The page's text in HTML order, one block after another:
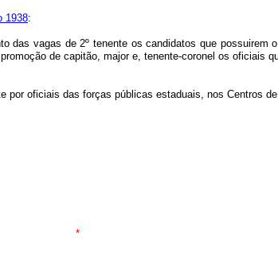
1938:
das vagas de 2º tenente os candidatos que
de capitão, major e, tenente-coronel os oficiais
oficiais das forças públicas estaduais, nos Centros
*